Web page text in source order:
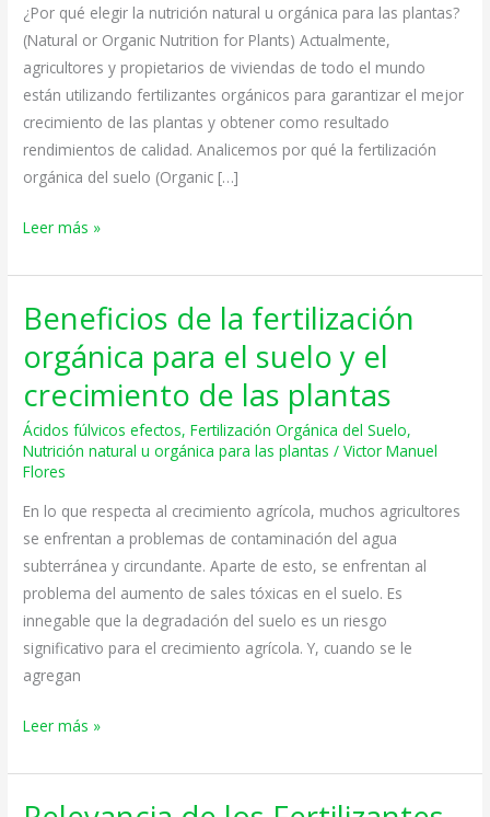
¿Por qué elegir la nutrición natural u orgánica para las plantas?
(Natural or Organic Nutrition for Plants) Actualmente,
agricultores y propietarios de viviendas de todo el mundo
están utilizando fertilizantes orgánicos para garantizar el mejor
crecimiento de las plantas y obtener como resultado
rendimientos de calidad. Analicemos por qué la fertilización
orgánica del suelo (Organic […]
para
las
plantas?
(Natural
or
Organic
Nutrition
Plants)
Leer más »
Beneficios de la fertilización
orgánica para el suelo y el
crecimiento de las plantas
Ácidos fúlvicos efectos,Fertilización Orgánica del Suelo,
Nutrición natural u orgánica para las plantas /Victor Manuel
Flores
En lo que respecta al crecimiento agrícola, muchos agricultores
se enfrentan a problemas de contaminación del agua
subterránea y circundante. Aparte de esto, se enfrentan al
problema del aumento de sales tóxicas en el suelo. Es
innegable que la degradación del suelo es un riesgo
significativo para el crecimiento agrícola. Y, cuando se le
agregan
Beneficios
la
fertilización
orgánica
para
el
suelo
y
el
crecimiento
de
las
plantas
Leer más »
Relevancia